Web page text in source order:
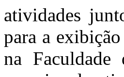
atividades
para a
na